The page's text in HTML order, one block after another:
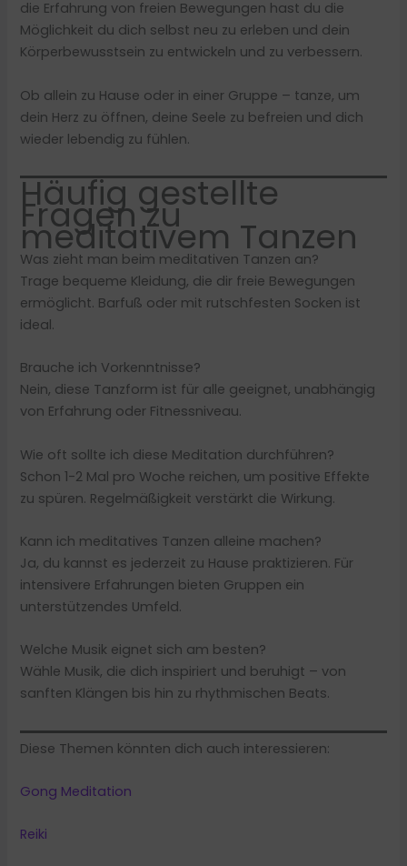
die Erfahrung von freien Bewegungen hast du die
Möglichkeit du dich selbst neu zu erleben und dein
Körperbewusstsein zu entwickeln und zu verbessern.
Ob allein zu Hause oder in einer Gruppe – tanze, um
dein Herz zu öffnen, deine Seele zu befreien und dich
wieder lebendig zu fühlen.
Häufig gestellte
Fragen zu
meditativem Tanzen
Was zieht man beim meditativen Tanzen an?
Trage bequeme Kleidung, die dir freie Bewegungen
ermöglicht. Barfuß oder mit rutschfesten Socken ist
ideal.
Brauche ich Vorkenntnisse?
Nein, diese Tanzform ist für alle geeignet, unabhängig
von Erfahrung oder Fitnessniveau.
Wie oft sollte ich diese Meditation durchführen?
Schon 1-2 Mal pro Woche reichen, um positive Effekte
zu spüren. Regelmäßigkeit verstärkt die Wirkung.
Kann ich meditatives Tanzen alleine machen?
Ja, du kannst es jederzeit zu Hause praktizieren. Für
intensivere Erfahrungen bieten Gruppen ein
unterstützendes Umfeld.
Welche Musik eignet sich am besten?
Wähle Musik, die dich inspiriert und beruhigt – von
sanften Klängen bis hin zu rhythmischen Beats.
Diese Themen könnten dich auch interessieren:
Gong Meditation
Reiki